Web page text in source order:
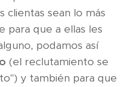
clientas sean lo más
para que a ellas les
podamos así
(el reclutamiento se
y también para que